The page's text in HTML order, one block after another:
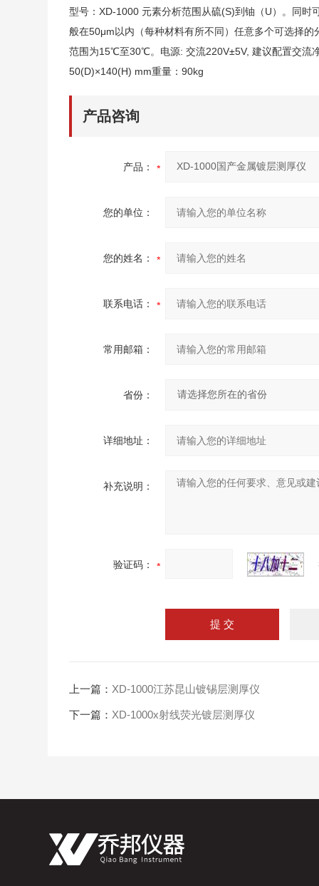
型号：XD-1000 元素分析范围从硫(S)到铀（U）。同
般在50μm以内（每种材料有所不同）任意多个可选择
范围为15℃至30℃。电源: 交流220V±5V, 建议配置交流
50(D)×140(H) mm重量：90kg
产品咨询
产品：
您的单位：
您的姓名：
联系电话：
常用邮箱：
省份：
详细地址：
补充说明：
验证码：
上一篇： XD-1000江苏昆山镀锡层测厚仪
下一篇： XD-1000x射线荧光镀层测厚仪